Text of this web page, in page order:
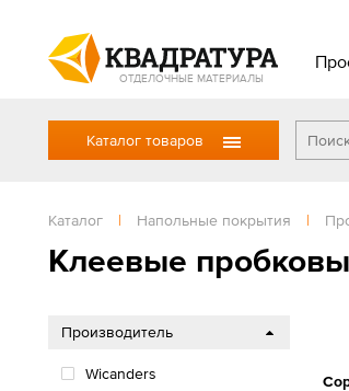
ОТДЕЛОЧНЫЕ МАТЕРИАЛЫ
Каталог товаров
Каталог | Напольные покрытия |
Клеевые
Производитель
Wicanders